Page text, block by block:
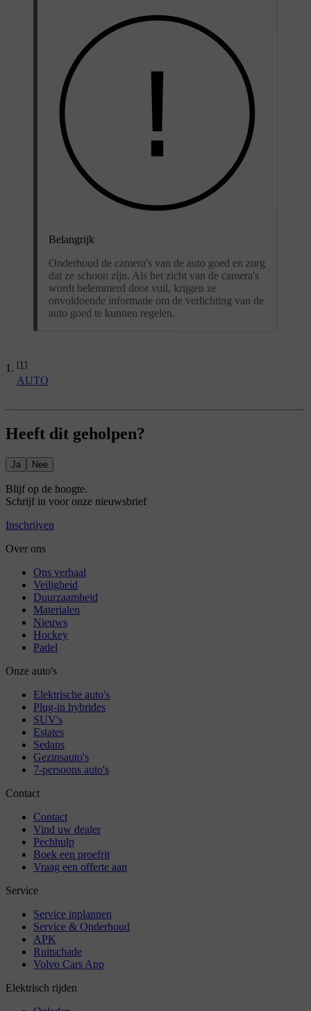
Belangrijk
Onderhoud de camera's van de auto goed en zorg
dat ze schoon zijn. Als het zicht van de camera's
wordt belemmerd door vuil, krijgen ze
onvoldoende informatie om de verlichting van de
auto goed te kunnen regelen.
[1]
AUTO
Heeft dit geholpen?
Ja Nee